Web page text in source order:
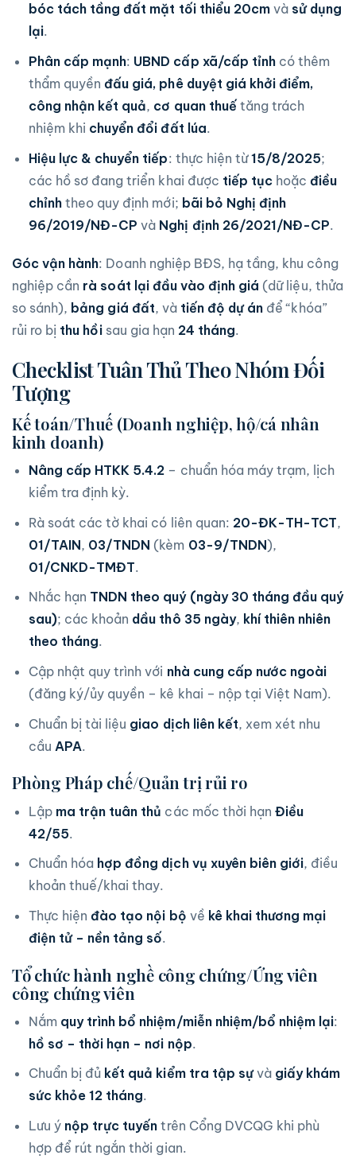
bóc tách tầng đất mặt tối thiểu 20cmvà sử dụng
lại.
Phân cấp mạnh: UBND cấp xã/cấp tỉnhcó thêm
thẩm quyền đấu giá, phê duyệt giá khởi điểm,
công nhận kết quả, cơ quan thuếtăng trách
nhiệm khi chuyển đổi đất lúa.
Hiệu lực & chuyển tiếp: thực hiện từ15/8/2025;
các hồ sơ đang triển khai được tiếp tục hoặc điều
chỉnhtheo quy định mới; bãi bỏ Nghị định
96/2019/NĐ-CP và Nghị định 26/2021/NĐ-CP.
Góc vận hành: Doanh nghiệp BĐS, hạ tầng, khu công
nghiệp cần rà soát lại đầu vào định giá (dữ liệu, thửa
so sánh), bảng giá đất, và tiến độ dự án để “khóa”
rủi ro bị thu hồisau gia hạn 24 tháng.
Checklist Tuân Thủ Theo Nhóm Đối
Tượng
Kế toán/Thuế (Doanh nghiệp, hộ/cá nhân
kinh doanh)
Nâng cấp HTKK 5.4.2 – chuẩn hóa máy trạm, lịch
kiểm tra định kỳ.
Rà soát các tờ khai có liên quan: 20-ĐK-TH-TCT,
01/TAIN, 03/TNDN (kèm 03-9/TNDN),
01/CNKD-TMĐT.
Nhắc hạn TNDN theo quý (ngày 30 tháng đầu quý
sau); các khoản dầu thô 35 ngày, khí thiên nhiên
theo tháng.
Cập nhật quy trình với nhà cung cấp nước ngoài
(đăng ký/ủy quyền – kê khai – nộp tại Việt Nam).
Chuẩn bị tài liệu giao dịch liên kết, xem xét nhu
cầu APA.
Phòng Pháp chế/Quản trị rủi ro
Lập ma trận tuân thủ các mốc thời hạnĐiều
42/55.
Chuẩn hóa hợp đồng dịch vụ xuyên biên giới, điều
khoản thuế/khai thay.
Thực hiện đào tạo nội bộ về kê khai thương mại
điện tử – nền tảng số.
Tổ chức hành nghề công chứng/Ứng viên
công chứng viên
Nắm quy trình bổ nhiệm/miễn nhiệm/bổ nhiệm lại:
hồ sơ – thời hạn – nơi nộp.
Chuẩn bị đủ kết quả kiểm tra tập sựvà giấy khám
sức khỏe 12 tháng.
Lưu ý nộp trực tuyến trên Cổng DVCQG khi phù
hợp để rút ngắn thời gian.